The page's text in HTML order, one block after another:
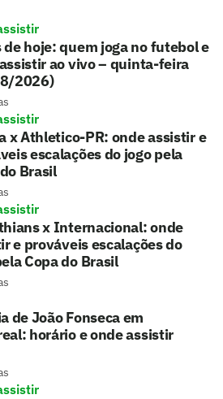
de hoje: quem joga no futebol e
ao vivo – quinta-feira
2026)
x Athletico-PR: onde assistir e
escalações do jogo pela
Brasil
x Internacional: onde
e prováveis escalações do
Copa do Brasil
de João Fonseca em
horário e onde assistir